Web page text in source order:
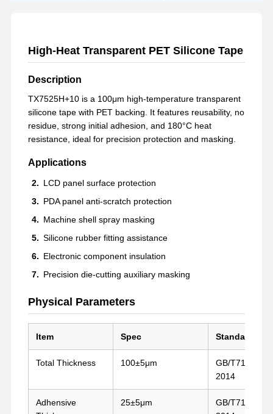
High-Heat Transparent PET Silicone Tape
Description
TX7525H+10 is a 100μm high-temperature transparent
silicone tape with PET backing. It features reusability, no
residue, strong initial adhesion, and 180°C heat
resistance, ideal for precision protection and masking.
Applications
LCD panel surface protection
PDA panel anti-scratch protection
Machine shell spray masking
Silicone rubber fitting assistance
Electronic component insulation
Precision die-cutting auxiliary masking
Physical Parameters
Item Spec Standard
Total Thickness 100±5μm
GB/T7125-
2014
Adhensive
25±5μm
GB/T7125-